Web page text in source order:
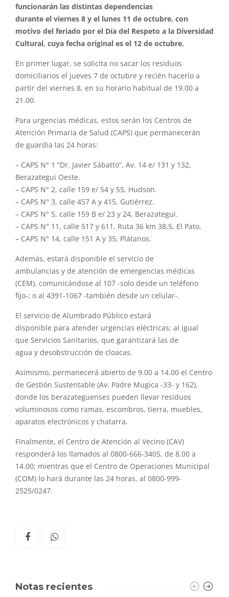
funcionarán las distintas dependencias
durante el viernes 8 y el lunes 11 de octubre, con
motivo del feriado por el Día del Respeto a la Diversidad
Cultural, cuya fecha original es el 12 de octubre.
En primer lugar, se solicita no sacar los residuos
domiciliarios el jueves 7 de octubre y recién hacerlo a
partir del viernes 8, en su horario habitual de 19.00 a
21.00.
Para urgencias médicas, estos serán los Centros de
Atención Primaria de Salud (CAPS) que permanecerán
de guardia las 24 horas:
– CAPS N° 1 “Dr. Javier Sábatto”, Av. 14 e/ 131 y 132,
Berazategui Oeste.
– CAPS N° 2, calle 159 e/ 54 y 55, Hudson.
– CAPS N° 3, calle 457 A y 415, Gutiérrez.
– CAPS N° 5, calle 159 B e/ 23 y 24, Berazategui.
– CAPS N° 11 , calle 517 y 611, Ruta 36 km 38,5, El Pato.
– CAPS N° 14, calle 151 A y 35, Plátanos.
Además, estará disponible el servicio de
ambulancias y de atención de emergencias médicas
(CEM), comunicándose al 107 -solo desde un teléfono
fijo-; o al 4391-1067 -también desde un celular-.
El servicio de Alumbrado Público estará
disponible para atender urgencias eléctricas; al igual
que Servicios Sanitarios, que garantizará las de
agua y desobstrucción de cloacas.
Asimismo, permanecerá abierto de 9.00 a 14.00 el Centro
de Gestión Sustentable (Av. Padre Mugica -33- y 162),
donde los berazateguenses pueden llevar residuos
voluminosos como ramas, escombros, tierra, muebles,
aparatos electrónicos y chatarra.
Finalmente, el Centro de Atención al Vecino (CAV)
responderá los llamados al 0800-666-3405, de 8.00 a
14.00; mientras que el Centro de Operaciones Municipal
(COM) lo hará durante las 24 horas, al 0800-999-
2525/0247.
Notas recientes